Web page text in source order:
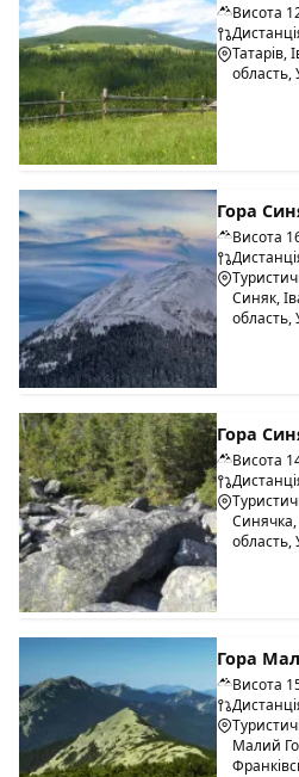
Висота
Татарів,
область,
Гора
Висота
Синяк,
область,
Гора
Висота
Синячка,
область,
Гора
Висота
Малий